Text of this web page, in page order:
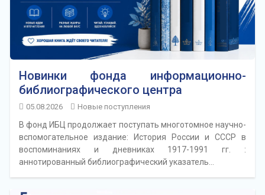
Новинки фонда информационно-
библиографического центра
05.08.2026 Новые поступления
В фонд ИБЦ продолжает поступать многотомное научно-
вспомогательное издание: История России и СССР в
воспоминаниях и дневниках 1917-1991 гг. :
аннотированный библиографический указатель…